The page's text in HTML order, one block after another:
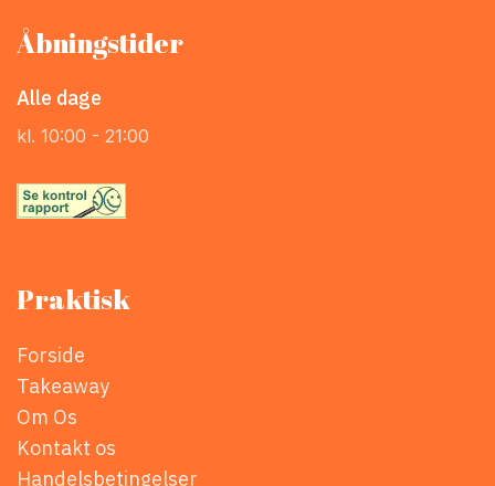
Åbningstider
Alle dage
kl. 10:00 - 21:00
Praktisk
Forside
Takeaway
Om Os
Kontakt os
Handelsbetingelser